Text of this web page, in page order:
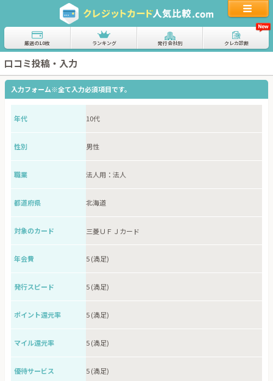
厳選の10枚 ランキング 発行会社別 クレカ診断
口コミ投稿・入力
入力フォーム※全て入力必須項目です。
年代
性別
職業
都道府県
対象のカード
年会費
発行スピード
ポイント還元率
マイル還元率
優待サービス